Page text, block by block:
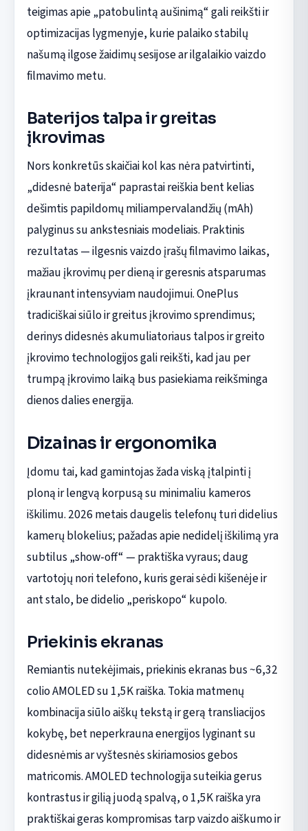
teigimas apie „patobulintą aušinimą“ gali reikšti ir
optimizacijas lygmenyje, kurie palaiko stabilų
našumą ilgose žaidimų sesijose ar ilgalaikio vaizdo
filmavimo metu.
Baterijos talpa ir greitas
įkrovimas
Nors konkretūs skaičiai kol kas nėra patvirtinti,
„didesnė baterija“ paprastai reiškia bent kelias
dešimtis papildomų miliampervalandžių (mAh)
palyginus su ankstesniais modeliais. Praktinis
rezultatas — ilgesnis vaizdo įrašų filmavimo laikas,
mažiau įkrovimų per dieną ir geresnis atsparumas
įkraunant intensyviam naudojimui. OnePlus
tradiciškai siūlo ir greitus įkrovimo sprendimus;
derinys didesnės akumuliatoriaus talpos ir greito
įkrovimo technologijos gali reikšti, kad jau per
trumpą įkrovimo laiką bus pasiekiama reikšminga
dienos dalies energija.
Dizainas ir ergonomika
Įdomu tai, kad gamintojas žada viską įtalpinti į
ploną ir lengvą korpusą su minimaliu kameros
iškilimu. 2026 metais daugelis telefonų turi didelius
kamerų blokelius; pažadas apie nedidelį iškilimą yra
subtilus „show-off“ — praktiška vyraus; daug
vartotojų nori telefono, kuris gerai sėdi kišenėje ir
ant stalo, be didelio „periskopo“ kupolo.
Priekinis ekranas
Remiantis nutekėjimais, priekinis ekranas bus ~6,32
colio AMOLED su 1,5K raiška. Tokia matmenų
kombinacija siūlo aiškų tekstą ir gerą transliacijos
kokybę, bet neperkrauna energijos lyginant su
didesnėmis ar vyštesnės skiriamosios gebos
matricomis. AMOLED technologija suteikia gerus
kontrastus ir gilią juodą spalvą, o 1,5K raiška yra
praktiškai geras kompromisas tarp vaizdo aiškumo ir